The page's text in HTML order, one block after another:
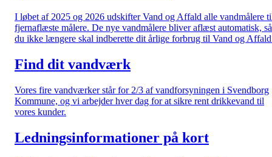
I løbet af 2025 og 2026 udskifter Vand og Affald alle vandmålere
fjernaflæste målere. De nye vandmålere bliver aflæst automatisk, så
du ikke længere skal indberette dit årlige forbrug til Vand og
Find dit vandværk
Vores fire vandværker står for 2/3 af vandforsyningen i Svendborg
Kommune, og vi arbejder hver dag for at sikre rent drikkevand til
vores kunder.
Ledningsinformationer på kort